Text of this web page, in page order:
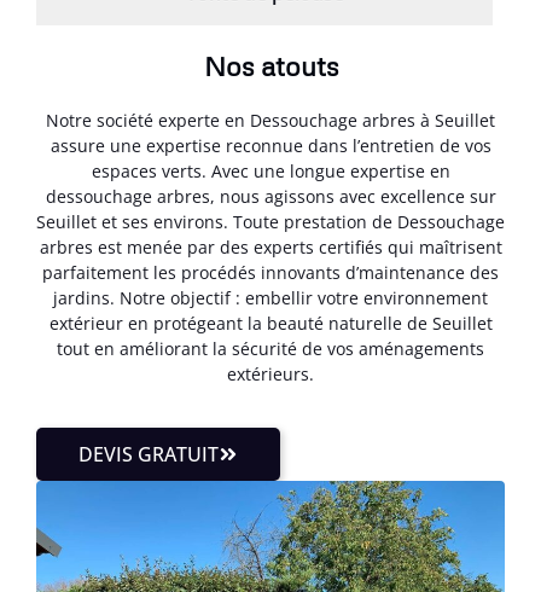
Nos atouts
Notre société experte en Dessouchage arbres à Seuillet
assure une expertise reconnue dans l’entretien de vos
espaces verts. Avec une longue expertise en
dessouchage arbres, nous agissons avec excellence sur
Seuillet et ses environs. Toute prestation de Dessouchage
arbres est menée par des experts certifiés qui maîtrisent
parfaitement les procédés innovants d’maintenance des
jardins. Notre objectif : embellir votre environnement
extérieur en protégeant la beauté naturelle de Seuillet
tout en améliorant la sécurité de vos aménagements
extérieurs.
DEVIS GRATUIT